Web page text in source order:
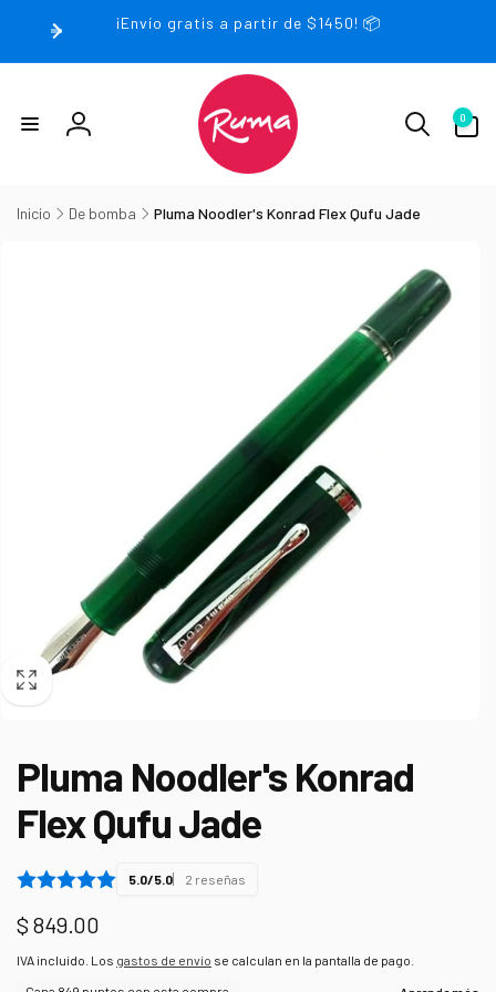
¡Envío gratis a partir de $1450! 📦
Iniciar
0
artículos
Inicio De bomba Pluma Noodler's Konrad Flex Qufu Jade
Pluma Noodler's Konrad
Flex Qufu Jade
5.0/5.0 2 reseñas
Precio
habitual
$ 849.00
IVA incluido. Los gastos de envío se calculan en la pantalla de pago.